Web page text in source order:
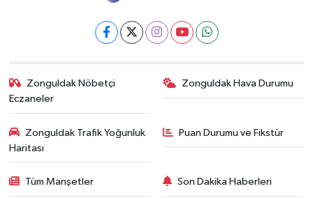
Zonguldak Nöbetçi
Eczaneler
Zonguldak Hava Durumu
Zonguldak Trafik Yoğunluk
Haritası
Puan Durumu ve Fikstür
Tüm Manşetler Son Dakika Haberleri